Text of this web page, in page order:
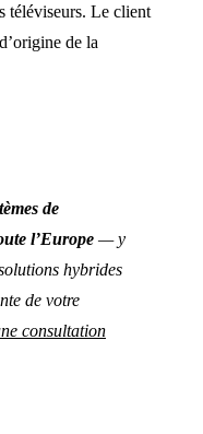
téléviseurs. Le client
de la
de
l’Europe — y
hybrides
de votre
consultation